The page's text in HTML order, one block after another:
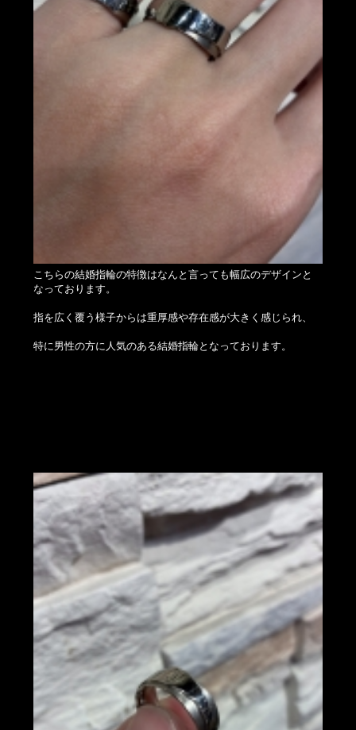
こちらの結婚指輪の特徴はなんと言っても幅広のデザインと
なっております。
指を広く覆う様子からは重厚感や存在感が大きく感じられ、
特に男性の方に人気のある結婚指輪となっております。